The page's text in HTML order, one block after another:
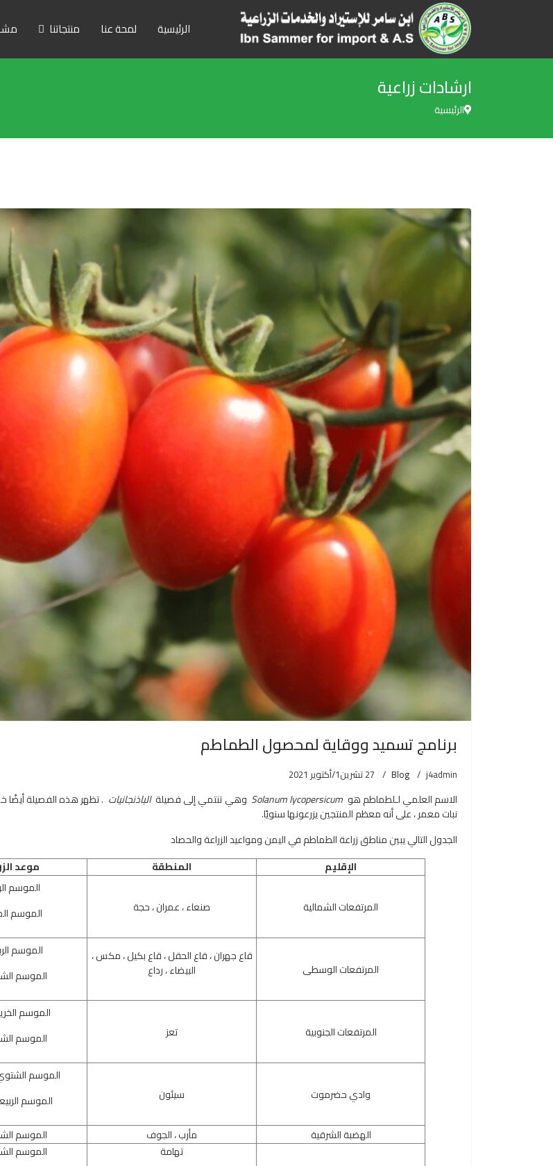
الرئيسية لمحة عنا منتجاتنا
ارشادات زراعية
الرئيسية
برنامج تسميد ووقاية لمحصول الطماطم
j4admin
Blog 27 تشرين1/أكتوير 2021
الاسم العلمي لـلطماطم هو Solanum lycopersicum وهي تنتمي إلى فصيلةالباذنجانيات .تظهر هذه الفصيلة أيضًا
نبات معمر ، على أنه معظم المنتجين يزرعونها سنويًا.
الجدول التالي يبين مناطق زراعة الطماطم في اليمن ومواعيد الزراعة والحصاد
الإقليم
المنطقة موعد
المرتفعات الشمالية صنعاء ، عمران ، حجة
الموسم
الموسم
المرتفعات الوسطى
قاع جهران ، قاع الحقل ، قاع بكيل ، مكس ،
البيضاء ، رداع
الموسم
الموسم
المرتفعات الجنوبية تعز
الموسم
الموسم
وادي حضرموت سيئون
الموسم الشتوي (15 أغسطس -
الموسم الربيعي (15 يناير
الهضبة الشرقية
مأرب ، الجوف الموسم
تهامة
الموسم